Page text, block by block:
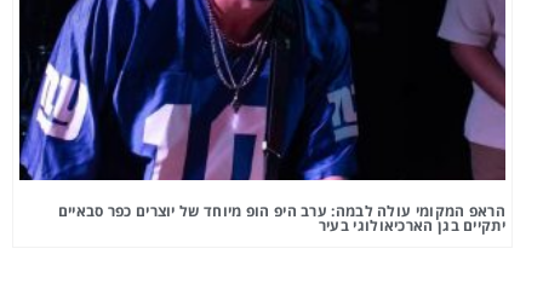
הראפ המקומי עולה לבמה: ערב היפ הופ מיוחד של יוצרים כפר סבאיים
יתקיים בגן הארכיאולוגי בעיר